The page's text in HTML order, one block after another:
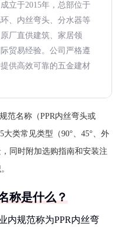
立于2015年，总部位于
、内丝弯头、分水器等
厂直供建筑、家居领
贸易经验。公司严格遵
供高效可靠的五金建材
范名称（PPR内丝弯头或
类常见类型（90°、45°、外
同时附加选购指南和安装注
称是什么？
内规范称为PPR内丝弯